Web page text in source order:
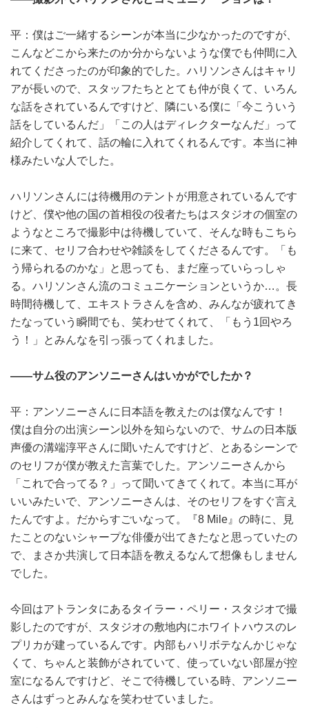
平：僕はご一緒するシーンが本当に少なかったのですが、
こんなどこから来たのか分からないような僕でも仲間に入
れてくださったのが印象的でした。ハリソンさんはキャリ
アが長いので、スタッフたちととても仲が良くて、いろん
な話をされているんですけど、隣にいる僕に「今こういう
話をしているんだ」「この人はディレクターなんだ」って
紹介してくれて、話の輪に入れてくれるんです。本当に神
様みたいな人でした。
ハリソンさんには待機用のテントが用意されているんです
けど、僕や他の国の首相役の役者たちはスタジオの個室の
ようなところで撮影中は待機していて、そんな時もこちら
に来て、セリフ合わせや雑談をしてくださるんです。「も
う帰られるのかな」と思っても、まだ座っていらっしゃ
る。ハリソンさん流のコミュニケーションというか…。長
時間待機して、エキストラさんを含め、みんなが疲れてき
たなっていう瞬間でも、笑わせてくれて、「もう1回やろ
う！」とみんなを引っ張ってくれました。
――サム役のアンソニーさんはいかがでしたか？
平：アンソニーさんに日本語を教えたのは僕なんです！
僕は自分の出演シーン以外を知らないので、サムの日本版
声優の溝端淳平さんに聞いたんですけど、とあるシーンで
のセリフが僕が教えた言葉でした。アンソニーさんから
「これで合ってる？」って聞いてきてくれて。本当に耳が
いいみたいで、アンソニーさんは、そのセリフをすぐ言え
たんですよ。だからすごいなって。『8 Mile』の時に、見
たことのないシャープな俳優が出てきたなと思っていたの
で、まさか共演して日本語を教えるなんて想像もしません
でした。
今回はアトランタにあるタイラー・ペリー・スタジオで撮
影したのですが、スタジオの敷地内にホワイトハウスのレ
プリカが建っているんです。内部もハリボテなんかじゃな
くて、ちゃんと装飾がされていて、使っていない部屋が控
室になるんですけど、そこで待機している時、アンソニー
さんはずっとみんなを笑わせていました。